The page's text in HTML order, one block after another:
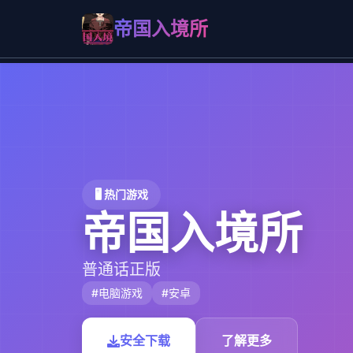
帝国入境所
🖥️ 热门游戏
帝国入境所
普通话正版
#电脑游戏 #安卓
安全下载 了解更多